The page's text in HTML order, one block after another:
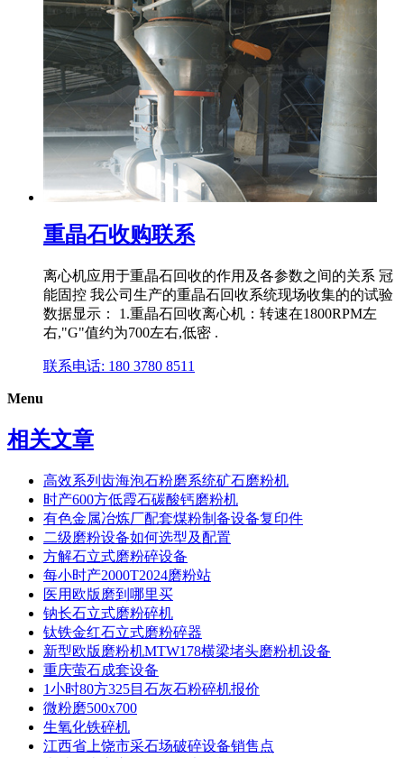
重晶石收购联系
离心机应用于重晶石回收的作用及各参数之间的关系 冠
能固控 我公司生产的重晶石回收系统现场收集的的试验
数据显示： 1.重晶石回收离心机：转速在1800RPM左
右,"G"值约为700左右,低密 .
联系电话: 180 3780 8511
Menu
相关文章
高效系列齿海泡石粉磨系统矿石磨粉机
时产600方低霞石碳酸钙磨粉机
有色金属冶炼厂配套煤粉制备设备复印件
二级磨粉设备如何选型及配置
方解石立式磨粉碎设备
每小时产2000T2024磨粉站
医用欧版磨到哪里买
钠长石立式磨粉碎机
钛铁金红石立式磨粉碎器
新型欧版磨粉机MTW178横梁堵头磨粉机设备
重庆萤石 成套设备
1小时80方325目石灰石粉碎机报价
微粉磨500x700
生氧化铁碎机
江西省上饶市采石场破碎设备销售点